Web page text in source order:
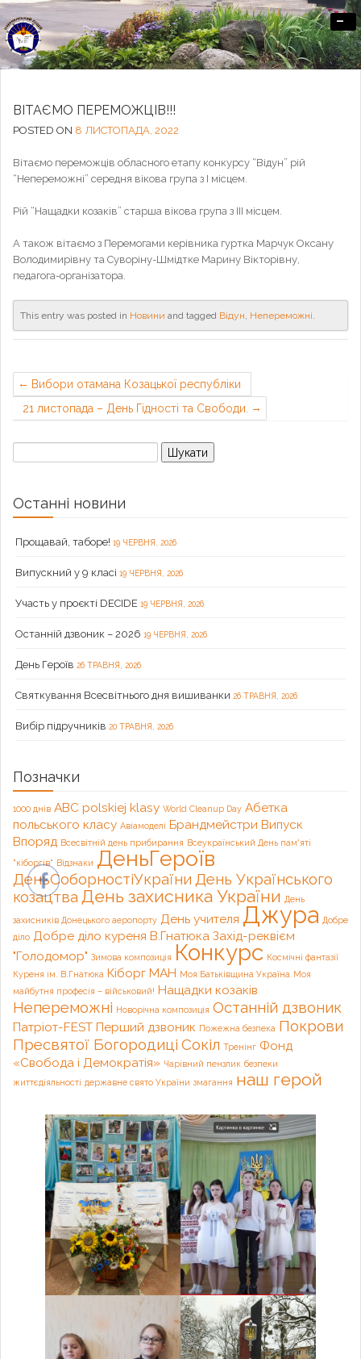
Офіційний сайт Озерненського ліцею
-
ВІТАЄМО ПЕРЕМОЖЦІВ!!!
POSTED ON 8 ЛИСТОПАДА, 2022
Вітаємо переможців обласного етапу конкурсу “Відун” рій
“Непереможні” середня вікова група з І місцем.
Рій “Нащадки козаків” старша вікова група з ІІІ місцем.
А також вітаємо з Перемогами керівника гуртка Марчук Оксану
Володимирівну та Суворіну-Шмідтке Марину Вікторівну,
педагога-організатора.
This entry was posted in Новини and tagged Відун, Непереможні.
Вибори отамана Козацької республіки
21 листопада – День Гідності та Свободи.
Пошук:
Останні новини
Прощавай, таборе! 19 ЧЕРВНЯ, 2026
Випускний у 9 класі 19 ЧЕРВНЯ, 2026
Участь у проєкті DECIDE 19 ЧЕРВНЯ, 2026
Останній дзвоник – 2026 19 ЧЕРВНЯ, 2026
День Героїв 26 ТРАВНЯ, 2026
Святкування Всесвітнього дня вишиванки 26 ТРАВНЯ, 2026
Вибір підручників 20 ТРАВНЯ, 2026
Позначки
1000 днів ABC polskiej klasy World Cleanup Day Абетка
польського класу Авіамоделі Брандмейстри Випуск
Впоряд Всесвітній день прибирання Всеукраїнський День пам'яті
"кіборгів" Відзнаки ДеньГероїв
ДеньСоборностіУкраїни День Українського
козацтва День захисника України День
захисників Донецького аеропорту День учителя Джура Добре
діло Добре діло куреня В.Гнатюка Захід-реквієм
"Голодомор" Зимова композиція Конкурс Космічні фантазії
Куреня ім. В.Гнатюка Кіборг МАН Моя Батьківщина Україна Моя
майбутня професія – військовий! Нащадки козаків
Непереможні Новорічна композиція Останній дзвоник
Патріот-FEST Перший дзвоник Пожежна безпека Покрови
Пресвятої Богородиці Сокіл Тренінг Фонд
«Свобода і Демократія» Чарівний пензлик безпеки
життєдіяльності державне свято України змагання наш герой